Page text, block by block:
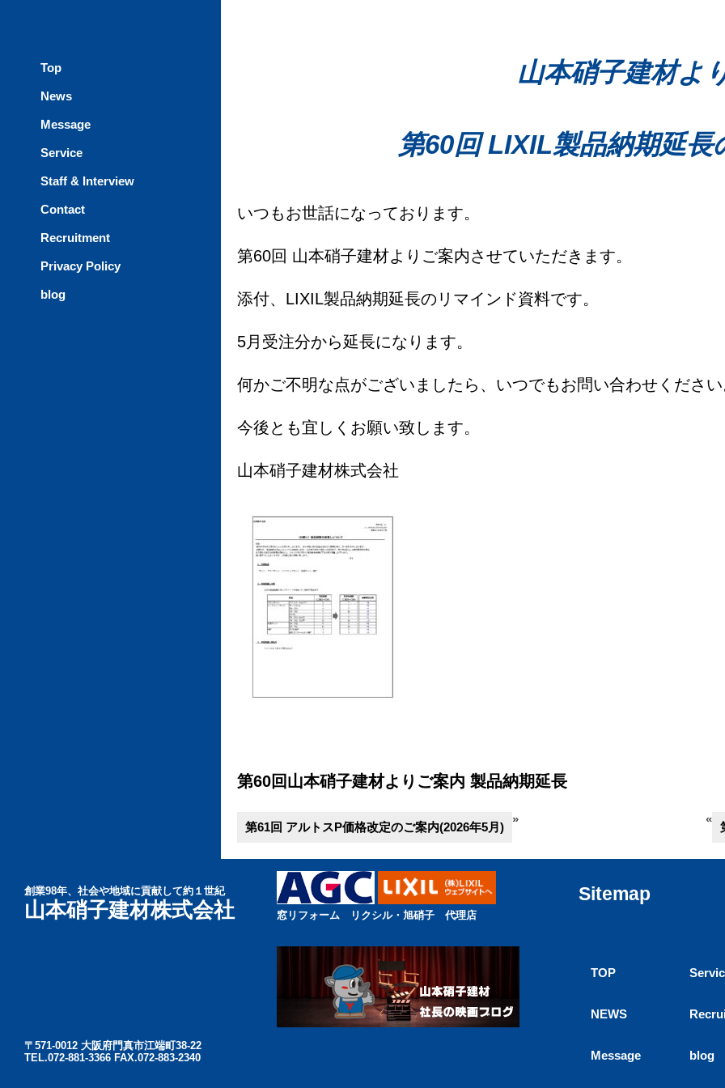
Top
News
Message
Service
Staff & Interview
Contact
Recruitment
Privacy Policy
blog
山本硝子建材よ
第60回 LIXIL製品納期延
いつもお世話になっております。
第60回 山本硝子建材よりご案内させていただきます。
添付、LIXIL製品納期延長のリマインド資料です。
5月受注分から延長になります。
何かご不明な点がございましたら、いつでもお問い合わせくださ
今後とも宜しくお願い致します。
山本硝子建材株式会社
第60回山本硝子建材よりご案内 製品納期延長
第61回 アルトスP価格改定のご案内(2026年5月)
» «
創業98年、社会や地域に貢献して約１世紀
山本硝子建材株式会社 窓リフォーム リクシル・旭硝子 代理店
〒571-0012 大阪府門真市江端町38-22
TEL.072-881-3366 FAX.072-883-2340
Sitemap
TOP
NEWS
Message blog